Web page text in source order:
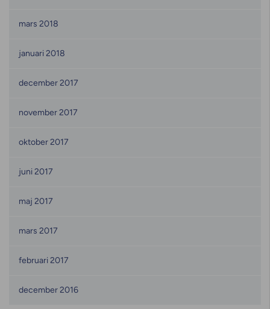
mars 2018
januari 2018
december 2017
november 2017
oktober 2017
juni 2017
maj 2017
mars 2017
februari 2017
december 2016